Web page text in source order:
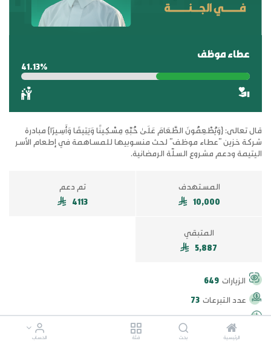
الرئيسية بحث فئة الحساب
عطاء موظف
41.13%
قال تعالى: {وَيُطْعِمُونَ الطَّعَامَ عَلَىٰ حُبِّهِ مِسْكِينًا وَيَتِيمًا وَأَسِيرًا} مبادرة
شركة خزين "عطاء موظف" لحث منسوبيها للمساهمة في إطعام الأسر
اليتيمة ودعم مشروع السلّة الرمضانية.
المستهدف
10,000
تم دعم
4113
المتبقي
5,887
الزيارات 649
عدد التبرعات 73
اخر تبرع منذ 4 شهر